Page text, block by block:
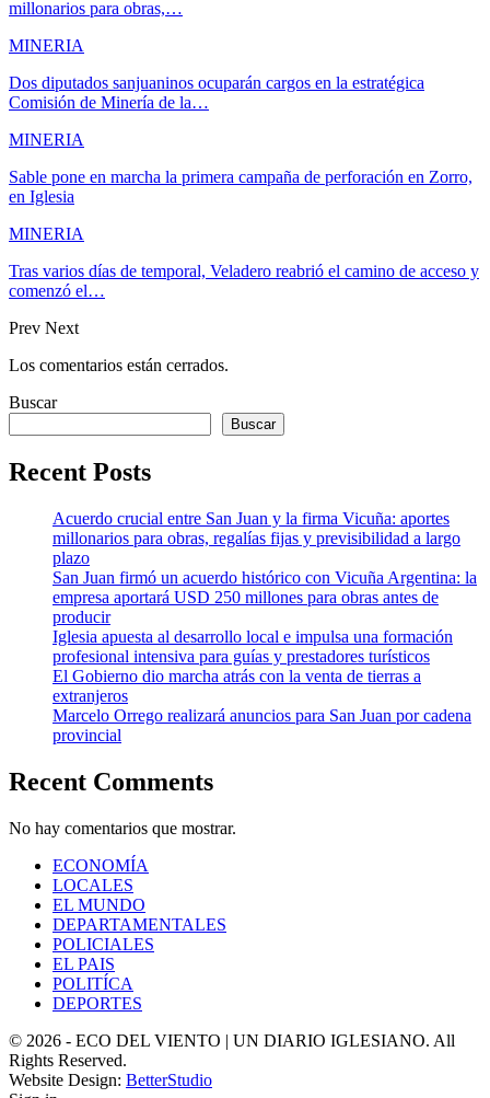
millonarios para obras,…
MINERIA
Dos diputados sanjuaninos ocuparán cargos en la estratégica
Comisión de Minería de la…
MINERIA
Sable pone en marcha la primera campaña de perforación en Zorro,
en Iglesia
MINERIA
Tras varios días de temporal, Veladero reabrió el camino de acceso y
comenzó el…
Prev Next
Los comentarios están cerrados.
Buscar
Buscar
Recent Posts
Acuerdo crucial entre San Juan y la firma Vicuña: aportes
millonarios para obras, regalías fijas y previsibilidad a largo
plazo
San Juan firmó un acuerdo histórico con Vicuña Argentina: la
empresa aportará USD 250 millones para obras antes de
producir
Iglesia apuesta al desarrollo local e impulsa una formación
profesional intensiva para guías y prestadores turísticos
El Gobierno dio marcha atrás con la venta de tierras a
extranjeros
Marcelo Orrego realizará anuncios para San Juan por cadena
provincial
Recent Comments
No hay comentarios que mostrar.
ECONOMÍA
LOCALES
EL MUNDO
DEPARTAMENTALES
POLICIALES
EL PAIS
POLITÍCA
DEPORTES
© 2026 - ECO DEL VIENTO | UN DIARIO IGLESIANO. All
Rights Reserved.
Website Design: BetterStudio